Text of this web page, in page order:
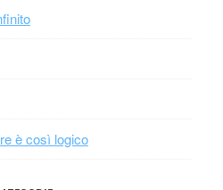
è così logico